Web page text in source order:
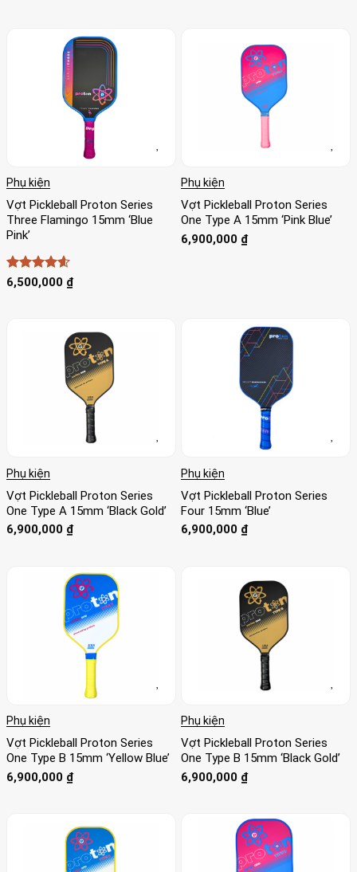
Phụ kiện
Vợt Pickleball Proton Series
Three Flamingo 15mm ‘Blue
Pink’
Được xếp
hạng
4.56
6,500,000 ₫
Phụ kiện
Vợt Pickleball Proton Series
One Type A 15mm ‘Pink Blue’
6,900,000 ₫
Phụ kiện
Vợt Pickleball Proton Series
One Type A 15mm ‘Black Gold’
6,900,000 ₫
Phụ kiện
Vợt Pickleball Proton Series
Four 15mm ‘Blue’
6,900,000 ₫
Phụ kiện
Vợt Pickleball Proton Series
One Type B 15mm ‘Yellow Blue’
6,900,000 ₫
Phụ kiện
Vợt Pickleball Proton Series
One Type B 15mm ‘Black Gold’
6,900,000 ₫